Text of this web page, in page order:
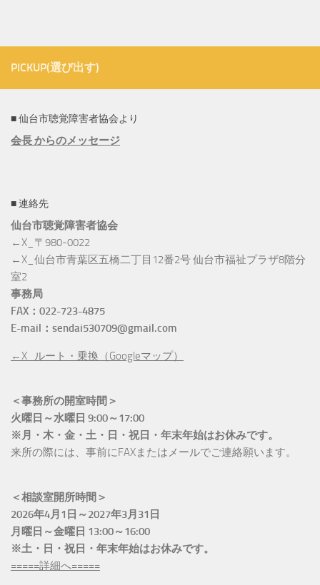
PICKUP(選び出す)
■ 仙台市聴覚障害者協会より
会長 からのメッセージ
■ 連絡先
仙台市聴覚障害者協会
←X_〒980-0022
←X_仙台市青葉区五橋二丁目12番2号 仙台市福祉プラザ8階分
室2
事務局
FAX：022-723-4875
E-mail：sendai530709@gmail.com
←X_ルート・乗換（Googleマップ）
＜事務所の開室時間＞
火曜日～水曜日 9:00～17:00
※月・木・金・土・日・祝日・年末年始はお休みです。
来所の際には、事前にFAXまたはメールでご連絡願います。
＜相談室開所時間＞
2026年4月1日～2027年3月31日
月曜日～金曜日 13:00～16:00
※土・日・祝日・年末年始はお休みです。
=====詳細へ=====